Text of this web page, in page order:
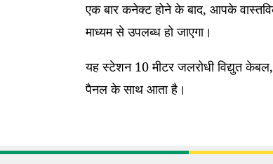
एक बार कनेक्ट होने के बाद, आपके
माध्यम से उपलब्ध हो जाएगा।
यह स्टेशन 10 मीटर जलरोधी विद्युत
पैनल के साथ आता है।